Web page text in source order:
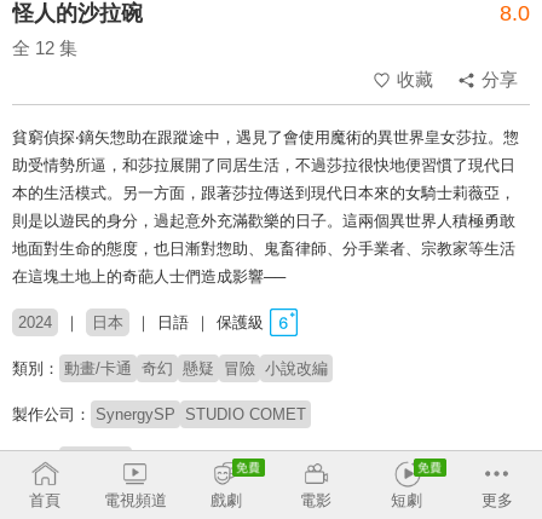
怪人的沙拉碗 8.0
全 12 集
收藏
分享
貧窮偵探‧鏑矢惣助在跟蹤途中，遇見了會使用魔術的異世界皇女莎拉。惣
助受情勢所逼，和莎拉展開了同居生活，不過莎拉很快地便習慣了現代日
本的生活模式。另一方面，跟著莎拉傳送到現代日本來的女騎士莉薇亞，
則是以遊民的身分，過起意外充滿歡樂的日子。這兩個異世界人積極勇敢
地面對生命的態度，也日漸對惣助、鬼畜律師、分手業者、宗教家等生活
在這塊土地上的奇葩人士們造成影響──
2024 日本 日語 保護級
類別： 動畫/卡通 奇幻 懸疑 冒險 小說改編
製作公司： SynergySP STUDIO COMET
導演： 佐藤昌文
配音： 古川慎 矢野妃菜喜 M‧A‧O 大地葉
首頁 電視頻道 戲劇 電影 短劇 更多